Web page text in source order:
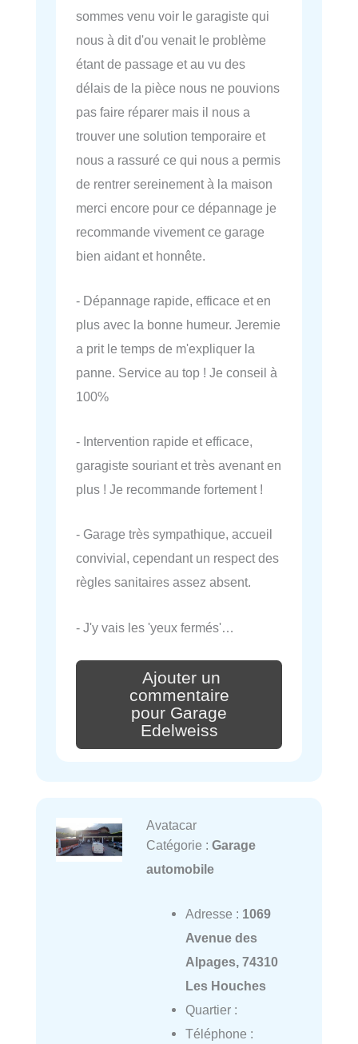
sommes venu voir le garagiste qui
nous à dit d'ou venait le problème
étant de passage et au vu des
délais de la pièce nous ne pouvions
pas faire réparer mais il nous a
trouver une solution temporaire et
nous a rassuré ce qui nous a permis
de rentrer sereinement à la maison
merci encore pour ce dépannage je
recommande vivement ce garage
bien aidant et honnête.
- Dépannage rapide, efficace et en
plus avec la bonne humeur. Jeremie
a prit le temps de m'expliquer la
panne. Service au top ! Je conseil à
100%
- Intervention rapide et efficace,
garagiste souriant et très avenant en
plus ! Je recommande fortement !
- Garage très sympathique, accueil
convivial, cependant un respect des
règles sanitaires assez absent.
- J'y vais les 'yeux fermés'…
Ajouter un
commentaire
pour Garage
Edelweiss
Avatacar
Catégorie : Garage
automobile
Adresse : 1069
Avenue des
Alpages, 74310
Les Houches
Quartier :
Téléphone :